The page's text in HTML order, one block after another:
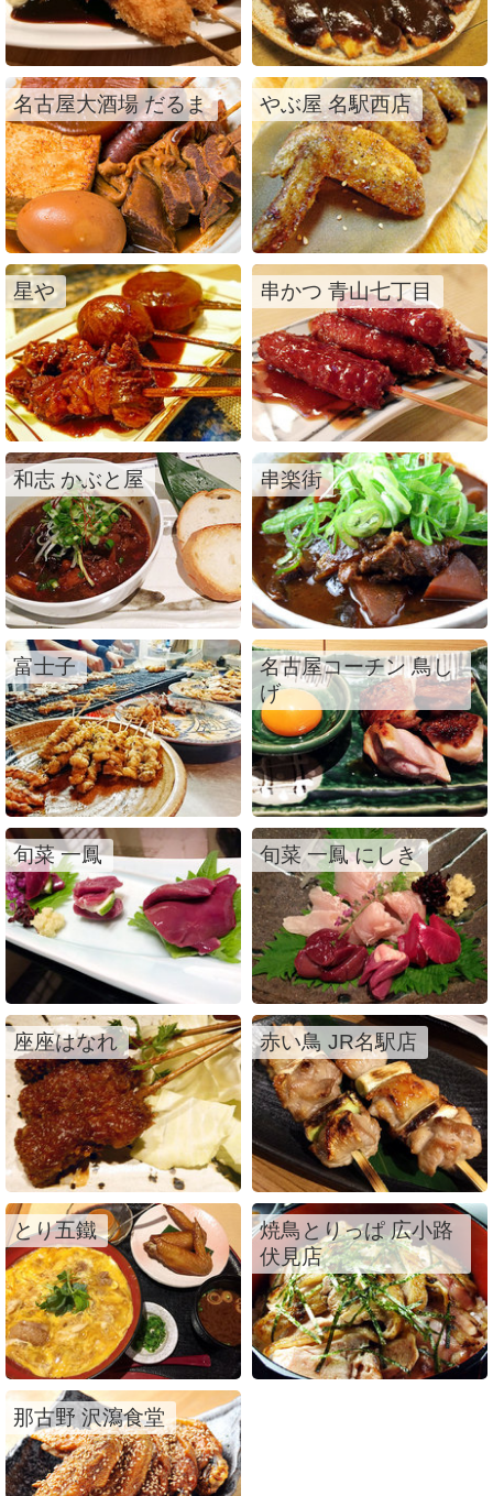
名古屋大酒場 だるま やぶ屋 名駅西店
星や 串かつ 青山七丁目
和志 かぶと屋 串楽街
富士子
名古屋コーチン 鳥し
げ
旬菜 一鳳 旬菜 一鳳 にしき
座座はなれ 赤い鳥 JR名駅店
とり五鐵
焼鳥とりっぱ 広小路
伏見店
那古野 沢瀉食堂